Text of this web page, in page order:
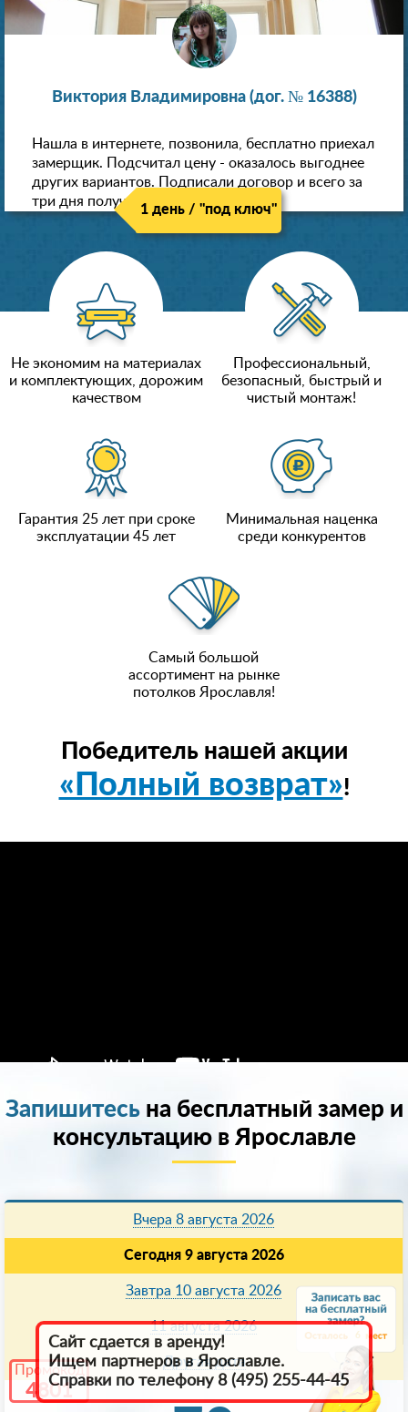
6
Промокод
4801
Виктория Владимировна (дог. № 16388)
Нашла в интернете, позвонила, бесплатно приехал
замерщик. Подсчитал цену - оказалось выгоднее
других вариантов. Подписали договор и всего за
три дня получили новые потолки!
1 день / "под ключ"
Не экономим на материалах
и комплектующих, дорожим
качеством
Профессиональный,
безопасный, быстрый и
чистый монтаж!
Гарантия 25 лет при сроке
эксплуатации 45 лет
Минимальная наценка
среди конкурентов
Самый большой
ассортимент на рынке
потолков Ярославля!
Победитель нашей акции
«Полный возврат»!
Запишитесьна бесплатный замер и
консультацию в Ярославле
Вчера 8 августа 2026
Сегодня 9 августа 2026
Завтра 10 августа 2026
11 августа 2026
Другая дата
Сайт сдается в аренду!
Ищем партнеров в Ярославле.
Справки по телефону 8 (495) 255-44-45